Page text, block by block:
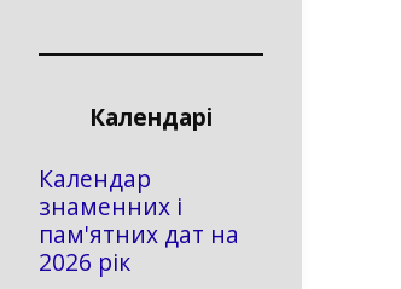
Календарі
Календар
знаменних і
пам'ятних дат на
2026 рік